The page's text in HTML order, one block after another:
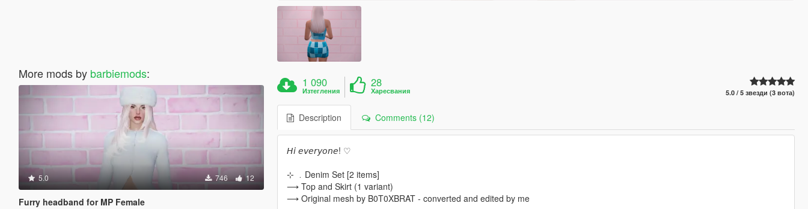
More mods by barbiemods:
5.0 746 12
Furry headband for MP Female
1 090
Изтегления
28
Харесвания 5.0 / 5 звезди (3 вота)
Description Comments (12)
𝘏𝘪 𝘦𝘷𝘦𝘳𝘺𝘰𝘯𝘦! ♡
⊹ ﹒Denim Set [2 items]
⟶ Top and Skirt (1 variant)
⟶ Original mesh by B0T0XBRAT - converted and edited by me